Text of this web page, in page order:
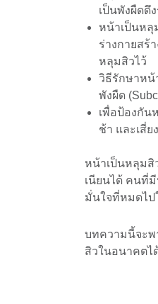
เป็นพังผืดดึ
หน้าเป็นหลุ
ร่างกายสร้
หลุมสิวไว้
วิธีรักษาหน้
พังผืด
เพื่อป้องกัน
ช้า และเสี่
หน้าเป็นหลุมสิ
เนียนได้ คนที่
มั่นใจที่หมดไป
บทความนี้จะพ
สิวในอนาคตไ